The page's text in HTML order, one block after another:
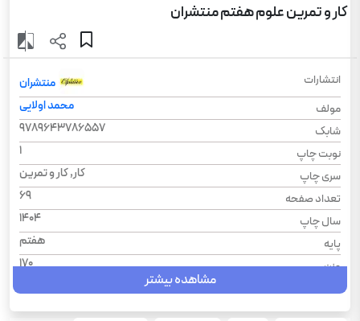
کار و تمرین علوم هفتم منتشران
انتشارات
منتشران
مولف
محمد اولایی
شابک
9789643786557
نوبت چاپ
1
سری چاپ
کار, کار و تمرین
تعداد صفحه
69
سال چاپ
1404
پایه
هفتم
وزن
170
سری
کار و تمرین
مشاهده بیشتر